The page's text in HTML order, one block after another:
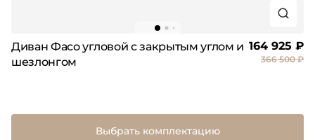
Диван Фасо угловой с закрытым углом и
шезлонгом
164 925 ₽
366 500 ₽
Выбрать комплектацию